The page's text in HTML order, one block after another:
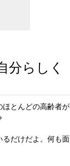
分らしく
ほとんどの高齢者が
るだけだよ。何も面